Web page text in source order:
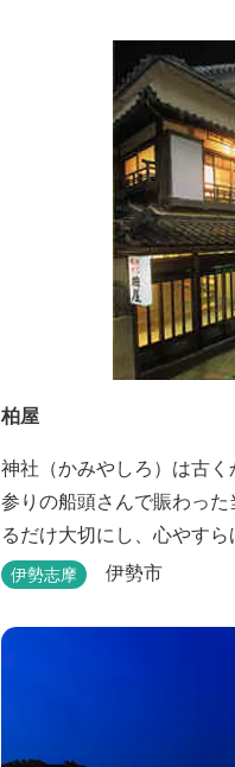
柏屋
神社（かみやしろ）は古
参りの船頭さんで賑わっ
るだけ大切にし、心やす
す。また、伊勢志摩の美味
伊勢志摩 伊勢市